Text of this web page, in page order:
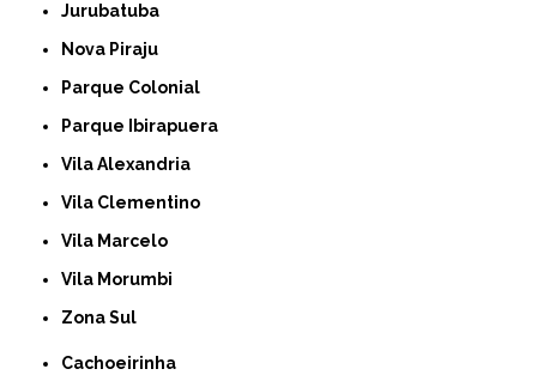
Jurubatuba
Nova Piraju
Parque Colonial
Parque Ibirapuera
Vila Alexandria
Vila Clementino
Vila Marcelo
Vila Morumbi
Zona Sul
Cachoeirinha